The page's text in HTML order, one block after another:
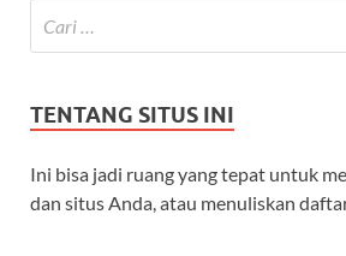
TENTANG SITUS INI
Ini bisa jadi ruang yang tepat untuk
dan situs Anda, atau menuliskan